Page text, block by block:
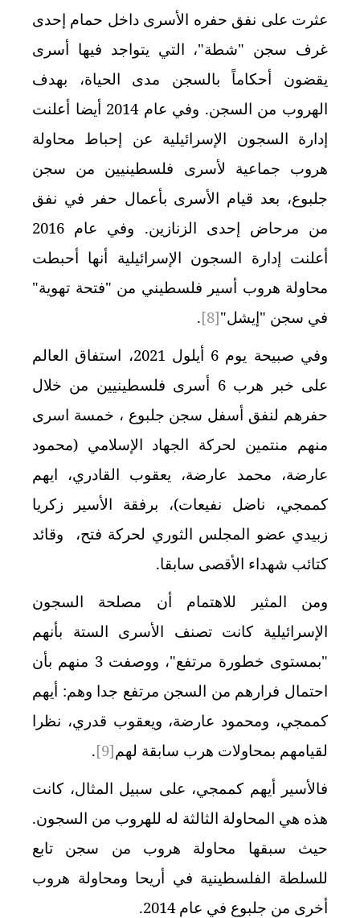
عثرت على نفق حفره الأسرى داخل حمام إحدى
غرف سجن "شطة"، التي يتواجد فيها أسرى
يقضون أحكاماً بالسجن مدى الحياة، بهدف
الهروب من السجن. وفي عام 2014 أيضا أعلنت
إدارة السجون الإسرائيلية عن إحباط محاولة
هروب جماعية لأسرى فلسطينيين من سجن
جلبوع، بعد قيام الأسرى بأعمال حفر في نفق
من مرحاض إحدى الزنازين. وفي عام 2016
أعلنت إدارة السجون الإسرائيلية أنها أحبطت
محاولة هروب أسير فلسطيني من "فتحة تهوية"
في سجن "إيشل"[8]
.
وفي صبيحة يوم 6 أيلول 2021، استفاق العالم
على خبر هرب 6 أسرى فلسطينيين من خلال
حفرهم لنفق أسفل سجن جلبوع ، خمسة اسرى
منهم منتمين لحركة الجهاد الإسلامي (محمود
عارضة، محمد عارضة، يعقوب القادري، ايهم
كممجي، ناضل نفيعات)، برفقة الأسير زكريا
زبيدي عضو المجلس الثوري لحركة فتح، وقائد
كتائب شهداء الأقصى سابقا.
ومن المثير للاهتمام أن مصلحة السجون
الإسرائيلية كانت تصنف الأسرى الستة بأنهم
"بمستوى خطورة مرتفع"، ووصفت 3 منهم بأن
احتمال فرارهم من السجن مرتفع جدا وهم: أيهم
كممجي، ومحمود عارضة، ويعقوب قدري، نظرا
لقيامهم بمحاولات هرب سابقة لهم
.[9]
فالأسير أيهم كممجي، على سبيل المثال، كانت
هذه هي المحاولة الثالثة له للهروب من السجون.
حيث سبقها محاولة هروب من سجن تابع
للسلطة الفلسطينية في أريحا ومحاولة هروب
أخرى من جلبوع في عام 2014
.